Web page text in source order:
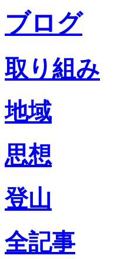
ブログ
取り組み
地域
思想
登山
全記事